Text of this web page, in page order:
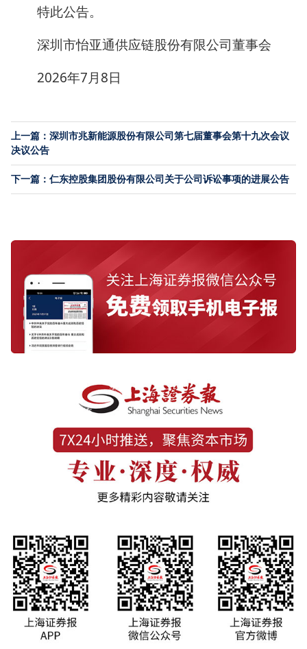
特此公告。
深圳市怡亚通供应链股份有限公司董事会
2026年7月8日
上一篇：深圳市兆新能源股份有限公司第七届董事会第十九次会议
决议公告
下一篇：仁东控股集团股份有限公司关于公司诉讼事项的进展公告